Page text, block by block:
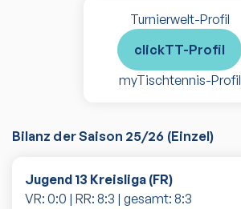
Turnierwelt-Profil
clickTT-Profil
myTischtennis-Profil
Bilanz der Saison 25/26 (Einzel)
Jugend 13 Kreisliga (FR)
VR: 0:0 | RR: 8:3 | gesamt: 8:3